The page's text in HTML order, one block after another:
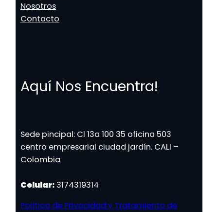
Nosotros
Contacto
Aquí Nos Encuentra!
Sede pincipal: Cl 13a 100 35 oficina 503
centro empresarial ciudad jardín. CALI –
Colombia
Celular: 3174319314
Política de Privacidad y Tratamiento de